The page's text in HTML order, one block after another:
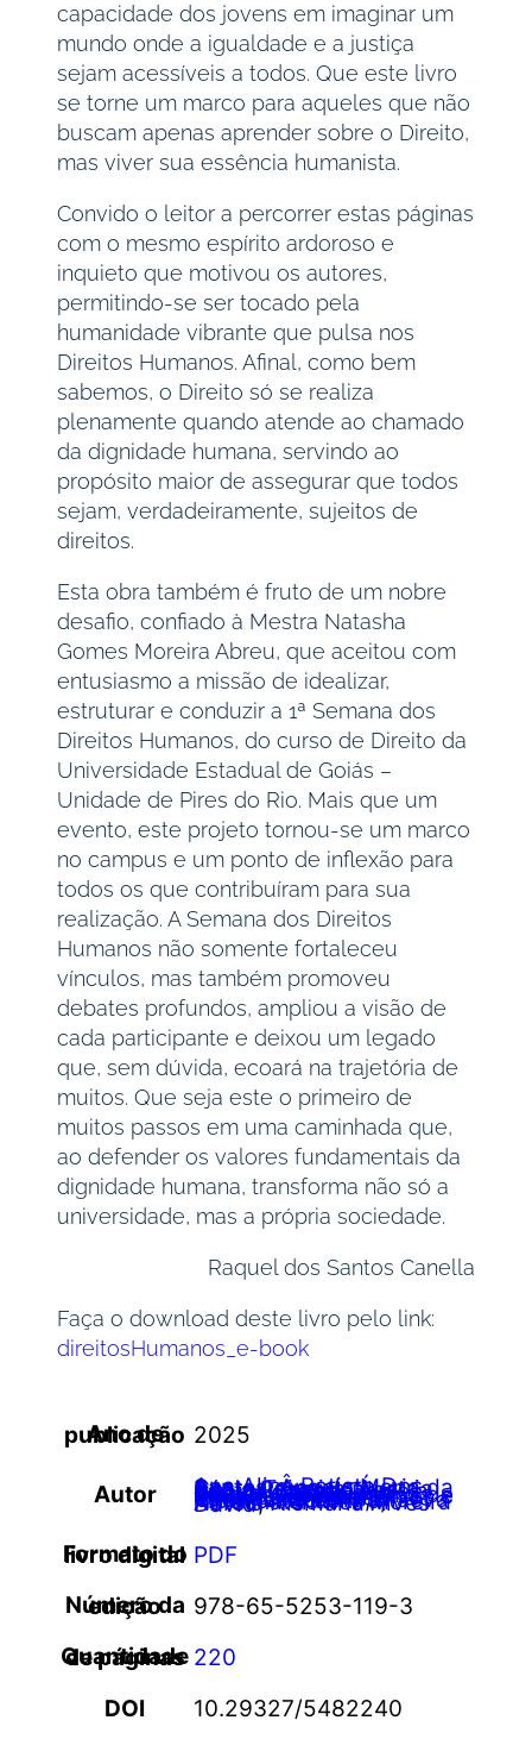
capacidade dos jovens em imaginar um
mundo onde a igualdade e a justiça
sejam acessíveis a todos. Que este livro
se torne um marco para aqueles que não
buscam apenas aprender sobre o Direito,
mas viver sua essência humanista.
Convido o leitor a percorrer estas páginas
com o mesmo espírito ardoroso e
inquieto que motivou os autores,
permitindo-se ser tocado pela
humanidade vibrante que pulsa nos
Direitos Humanos. Afinal, como bem
sabemos, o Direito só se realiza
plenamente quando atende ao chamado
da dignidade humana, servindo ao
propósito maior de assegurar que todos
sejam, verdadeiramente, sujeitos de
direitos.
Esta obra também é fruto de um nobre
desafio, confiado à Mestra Natasha
Gomes Moreira Abreu, que aceitou com
entusiasmo a missão de idealizar,
estruturar e conduzir a 1ª Semana dos
Direitos Humanos, do curso de Direito da
Universidade Estadual de Goiás –
Unidade de Pires do Rio. Mais que um
evento, este projeto tornou-se um marco
no campus e um ponto de inflexão para
todos os que contribuíram para sua
realização. A Semana dos Direitos
Humanos não somente fortaleceu
vínculos, mas também promoveu
debates profundos, ampliou a visão de
cada participante e deixou um legado
que, sem dúvida, ecoará na trajetória de
muitos. Que seja este o primeiro de
muitos passos em uma caminhada que,
ao defender os valores fundamentais da
dignidade humana, transforma não só a
universidade, mas a própria sociedade.
Raquel dos Santos Canella
Faça o download deste livro pelo link:
direitosHumanos_e-book
Ano de publicação 2025
Autor Ana Alice Batista Dos Santos,
Ângela Maria da Costa Teixeira,
Áustria Régia Rezende dos Santos Costa,
Daniela Cabral de Araújo,
Danyelle Silva Dos Santos,
Érika Cristina de Oliveira,
Gleyzer Alves e Silva,
Lays Maria Rodrigues,
Lorena Cristina Moreira,
Maêva Ribeiro Kanashiro,
Natasha Gomes Moreira Abreu,
Nismária Alves David
Formato do livro digital PDF
Número da edição
978-65-5253-119-3
Quantidade de páginas 220
DOI
10.29327/5482240